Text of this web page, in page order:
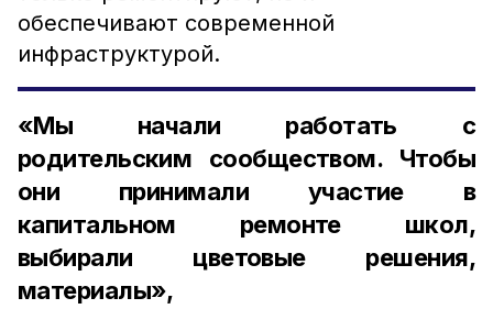
обеспечивают современной
инфраструктурой.
«Мы начали работать с
родительским сообществом. Чтобы
они принимали участие в
капитальном ремонте школ,
выбирали цветовые решения,
материалы»,